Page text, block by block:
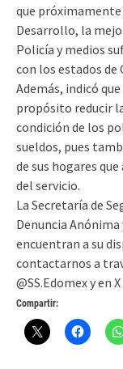
que próximamente
Desarrollo, la
Policía y medios
con los estados de
Además, indicó
propósito reducir
condición de los
sueldos, pues
de sus hogares
del servicio.
La Secretaría de
Denuncia
encuentran a su
contactarnos a
@SS.Edomex y en
Compartir: